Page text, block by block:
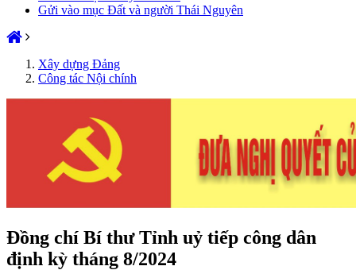
Gửi vào mục Đất và người Thái Nguyên
Xây dựng Đảng
Công tác Nội chính
Đồng chí Bí thư Tỉnh uỷ tiếp công dân
định kỳ tháng 8/2024